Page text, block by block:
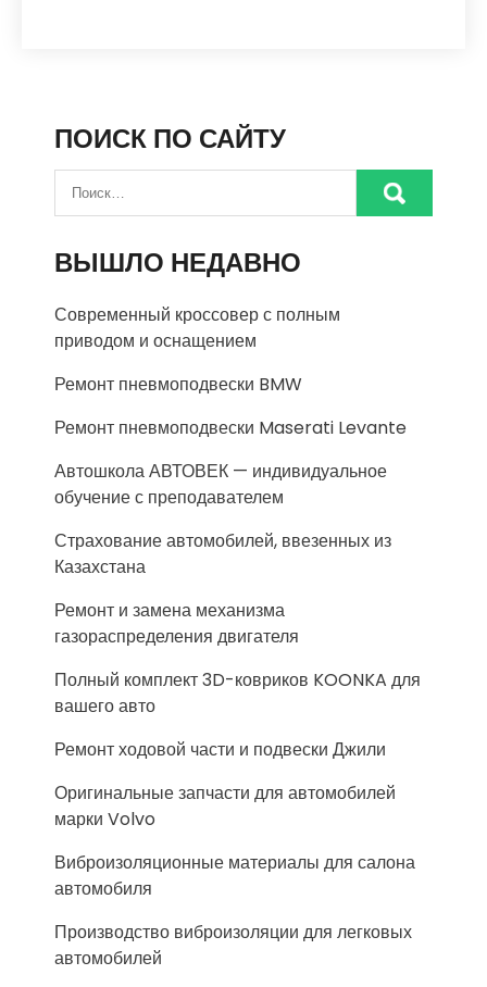
ПОИСК ПО САЙТУ
ВЫШЛО НЕДАВНО
Современный кроссовер с полным
приводом и оснащением
Ремонт пневмоподвески BMW
Ремонт пневмоподвески Maserati Levante
Автошкола АВТОВЕК — индивидуальное
обучение с преподавателем
Страхование автомобилей, ввезенных из
Казахстана
Ремонт и замена механизма
газораспределения двигателя
Полный комплект 3D-ковриков KOONKA для
вашего авто
Ремонт ходовой части и подвески Джили
Оригинальные запчасти для автомобилей
марки Volvo
Виброизоляционные материалы для салона
автомобиля
Производство виброизоляции для легковых
автомобилей